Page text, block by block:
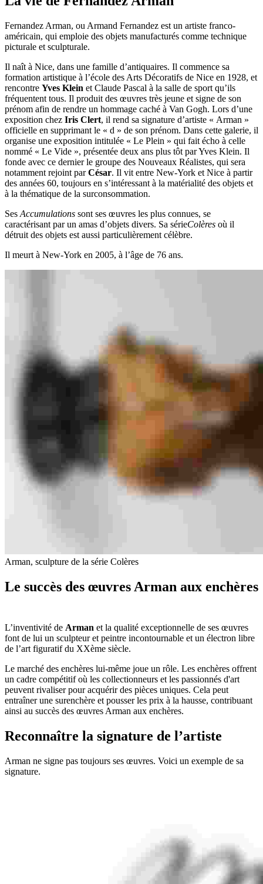
Fernandez Arman, ou Armand Fernandez est un artiste franco-
américain, qui emploie des objets manufacturés comme technique
picturale et sculpturale.
Il naît à Nice, dans une famille d’antiquaires. Il commence sa
formation artistique à l’école des Arts Décoratifs de Nice en 1928, et
rencontre Yves Klein et Claude Pascal à la salle de sport qu’ils
fréquentent tous. Il produit des œuvres très jeune et signe de son
prénom afin de rendre un hommage caché à Van Gogh. Lors d’une
exposition chez Iris Clert, il rend sa signature d’artiste « Arman »
officielle en supprimant le « d » de son prénom. Dans cette galerie, il
organise une exposition intitulée « Le Plein » qui fait écho à celle
nommé « Le Vide », présentée deux ans plus tôt par Yves Klein. Il
fonde avec ce dernier le groupe des Nouveaux Réalistes, qui sera
notamment rejoint parCésar. Il vit entre New-York et Nice à partir
des années 60, toujours en s’intéressant à la matérialité des objets et
à la thématique de la surconsommation.
Ses Accumulations sont ses œuvres les plus connues, se
caractérisant par un amas d’objets divers. Sa sérieColères où il
détruit des objets est aussi particulièrement célèbre.
Il meurt à New-York en 2005, à l’âge de 76 ans.
Arman, sculpture de la série Colères
Le succès des œuvres Arman aux enchères
L’inventivité de Arman et la qualité exceptionnelle de ses œuvres
font de lui un sculpteur et peintre incontournable et un électron libre
de l’art figuratif du XXème siècle.
Le marché des enchères lui-même joue un rôle. Les enchères offrent
un cadre compétitif où les collectionneurs et les passionnés d'art
peuvent rivaliser pour acquérir des pièces uniques. Cela peut
entraîner une surenchère et pousser les prix à la hausse, contribuant
ainsi au succès des œuvres Arman aux enchères.
Reconnaître la signature de l’artiste
Arman ne signe pas toujours ses œuvres. Voici un exemple de sa
signature.